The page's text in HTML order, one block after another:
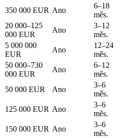
350 000 EUR Ano
6–18
měs.
20 000–125
000 EUR
Ano
3–12
měs.
5 000 000
EUR
Ano
12–24
měs.
50 000–730
000 EUR
Ano
6–12
měs.
50 000 EUR Ano
3–6
měs.
125 000 EUR Ano
3–6
měs.
150 000 EUR Ano
3–6
měs.